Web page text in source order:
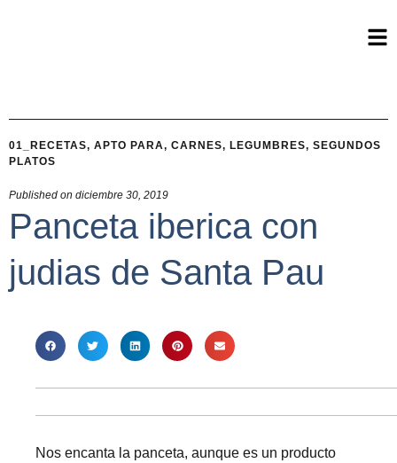
01_RECETAS, APTO PARA, CARNES, LEGUMBRES, SEGUNDOS
PLATOS
Published on diciembre 30, 2019
Panceta iberica con
judias de Santa Pau
Nos encanta la panceta, aunque es un producto